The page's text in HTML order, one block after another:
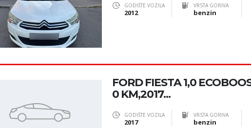
GODIŠTE VOZILA
2012
VRSTA GORIVA
benzin
FORD FIESTA 1,0
0 KM,2017...
GODIŠTE VOZILA
2017
VRSTA GORIVA
benzin